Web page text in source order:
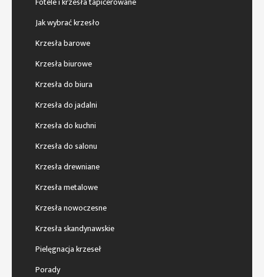
Jak wybrać krzesło
Krzesła barowe
Krzesła biurowe
Krzesła do biura
Krzesła do jadalni
Krzesła do kuchni
Krzesła do salonu
Krzesła drewniane
Krzesła metalowe
Krzesła nowoczesne
Krzesła skandynawskie
Pielęgnacja krzeseł
Porady